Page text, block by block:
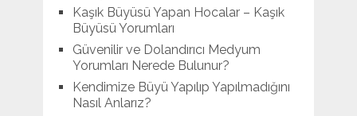
Kaşık Büyüsü Yapan Hocalar – Kaşık
Büyüsü Yorumları
Güvenilir ve Dolandırıcı Medyum
Yorumları Nerede Bulunur?
Kendimize Büyü Yapılıp Yapılmadığını
Nasıl Anlarız?